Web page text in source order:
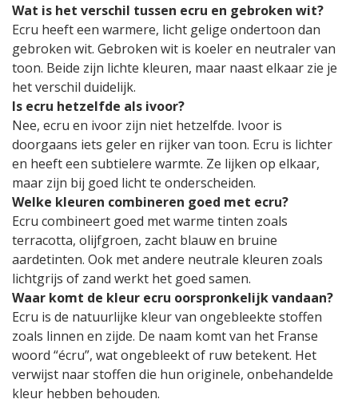
Wat is het verschil tussen ecru en gebroken wit?
Ecru heeft een warmere, licht gelige ondertoon dan
gebroken wit. Gebroken wit is koeler en neutraler van
toon. Beide zijn lichte kleuren, maar naast elkaar zie je
het verschil duidelijk.
Is ecru hetzelfde als ivoor?
Nee, ecru en ivoor zijn niet hetzelfde. Ivoor is
doorgaans iets geler en rijker van toon. Ecru is lichter
en heeft een subtielere warmte. Ze lijken op elkaar,
maar zijn bij goed licht te onderscheiden.
Welke kleuren combineren goed met ecru?
Ecru combineert goed met warme tinten zoals
terracotta, olijfgroen, zacht blauw en bruine
aardetinten. Ook met andere neutrale kleuren zoals
lichtgrijs of zand werkt het goed samen.
Waar komt de kleur ecru oorspronkelijk vandaan?
Ecru is de natuurlijke kleur van ongebleekte stoffen
zoals linnen en zijde. De naam komt van het Franse
woord “écru”, wat ongebleekt of ruw betekent. Het
verwijst naar stoffen die hun originele, onbehandelde
kleur hebben behouden.